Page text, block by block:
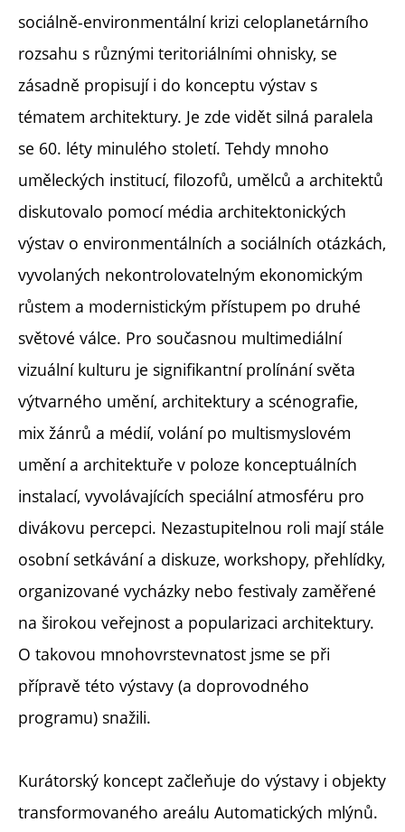
sociálně-environmentální krizi celoplanetárního
rozsahu s různými teritoriálními ohnisky, se
zásadně propisují i do konceptu výstav s
tématem architektury. Je zde vidět silná paralela
se 60. léty minulého století. Tehdy mnoho
uměleckých institucí, filozofů, umělců a architektů
diskutovalo pomocí média architektonických
výstav o environmentálních a sociálních otázkách,
vyvolaných nekontrolovatelným ekonomickým
růstem a modernistickým přístupem po druhé
světové válce. Pro současnou multimediální
vizuální kulturu je signifikantní prolínání světa
výtvarného umění, architektury a scénografie,
mix žánrů a médií, volání po multismyslovém
umění a architektuře v poloze konceptuálních
instalací, vyvolávajících speciální atmosféru pro
divákovu percepci. Nezastupitelnou roli mají stále
osobní setkávání a diskuze, workshopy, přehlídky,
organizované vycházky nebo festivaly zaměřené
na širokou veřejnost a popularizaci architektury.
O takovou mnohovrstevnatost jsme se při
přípravě této výstavy (a doprovodného
programu) snažili.
Kurátorský koncept začleňuje do výstavy i objekty
transformovaného areálu Automatických mlýnů.